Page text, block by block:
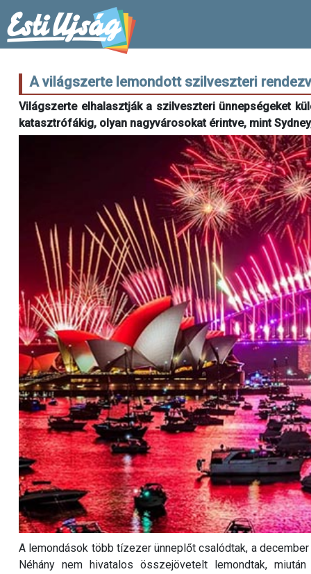
A világszerte lemondott szilveszteri
Világszerte elhalasztják a szilveszteri ünnepségeket
katasztrófákig, olyan nagyvárosokat érintve, mint
A lemondások több tízezer ünneplőt csalódtak, a
Néhány nem hivatalos összejövetelt lemondtak,